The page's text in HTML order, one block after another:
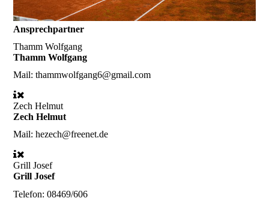
Ansprechpartner
Thamm Wolfgang
Thamm Wolfgang
Mail:thammwolfgang6@gmail.com
Zech Helmut
Zech Helmut
Mail:hezech@freenet.de
Grill Josef
Grill Josef
Telefon:08469/606